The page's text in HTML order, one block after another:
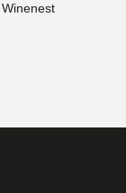
Winenest